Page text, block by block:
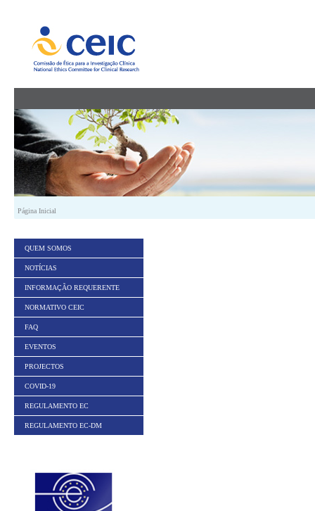
Página Inicial
QUEM SOMOS
NOTÍCIAS
INFORMAÇÃO REQUERENTE
NORMATIVO CEIC
FAQ
EVENTOS
PROJECTOS
COVID-19
REGULAMENTO EC
REGULAMENTO EC-DM